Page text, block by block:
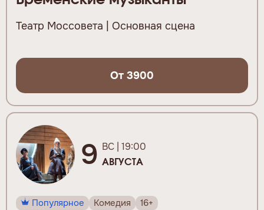
Театр Моссовета | Основная сцена
От 3900
9 ВС | 19:00
АВГУСТА
Популярное Комедия 16+